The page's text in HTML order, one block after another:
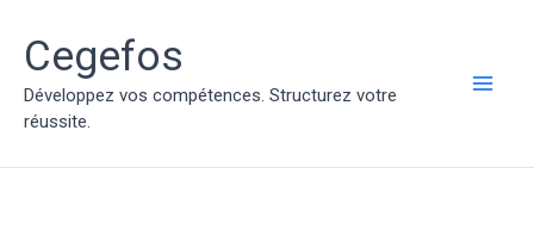
contenu
Cegefos
Développez vos compétences. Structurez votre
réussite.